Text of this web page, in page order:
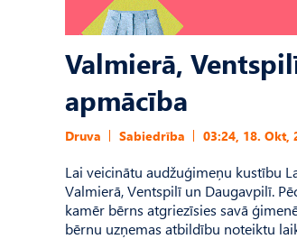
Valmierā,
apmācība
Druva Sabiedrība 03:24, 18. Okt,
Lai veicinātu audžuģimeņu kustību
Valmierā, Ventspilī un Daugavpilī.
kamēr bērns atgriezīsies savā
bērnu uzņemas atbildību noteiktu